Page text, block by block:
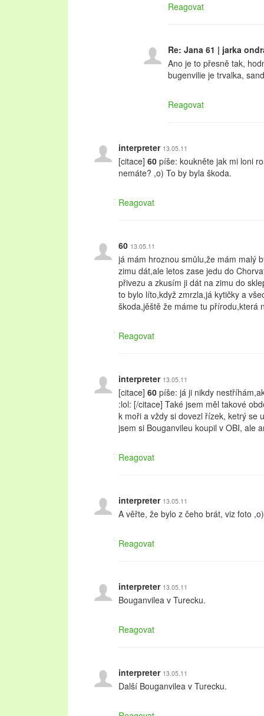
Reagovat
Re: Jana 61 | jarka
Ano je to přesně tak,
bugenvilie je trvalka,
Reagovat
interpreter 13.05.11
[citace] 60 píše: koukněte jak mi loni
nemáte? ,o) To by byla škoda.
Reagovat
60 13.05.11
já mám hroznou smůlu,že mám malý
zimu dát,ale letos zase jedu do
přivezu a zkusím ji dát na zimu do
to bylo líto,když zmrzla,já kytičky a
škoda,jěště že máme tu přírodu,která
Reagovat
interpreter 13.05.11
[citace] 60 píše: já ji nikdy
:lol: [/citace] Také jsem měl takové
k moři a vždy si dovezl řízek, ketrý se
jsem si Bouganvileu koupil v OBI, ale
Reagovat
interpreter 13.05.11
A věřte, že bylo z čeho brát, viz foto ,o)
Reagovat
interpreter 13.05.11
Bouganvilea v Turecku.
Reagovat
interpreter 13.05.11
Další Bouganvilea v Turecku.